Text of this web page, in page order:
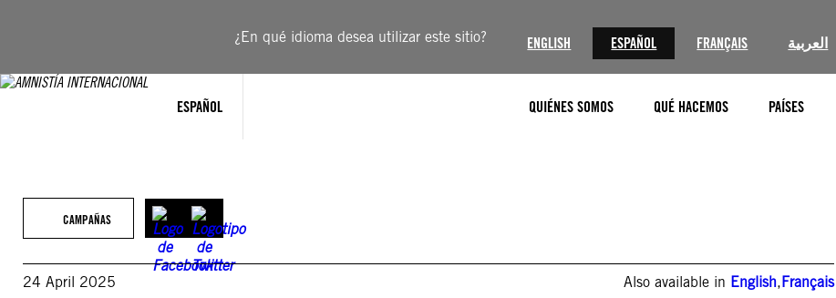
¿En qué idioma desea utilizar este sitio? ENGLISH ESPAÑOL FRANÇAIS العربية
ESPAÑOL QUIÉNES SOMOS QUÉ HACEMOS PAÍSES
CAMPAÑAS
24 April 2025 Also available in English,Français